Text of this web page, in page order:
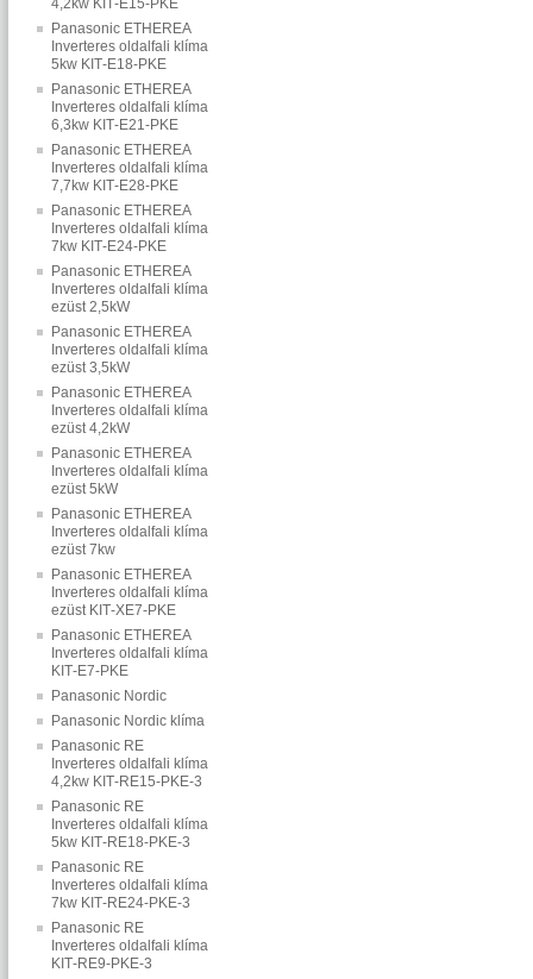
4,2kw KIT‐E15‐PKE
Panasonic ETHEREA
Inverteres oldalfali klíma
5kw KIT‐E18‐PKE
Panasonic ETHEREA
Inverteres oldalfali klíma
6,3kw KIT‐E21‐PKE
Panasonic ETHEREA
Inverteres oldalfali klíma
7,7kw KIT‐E28‐PKE
Panasonic ETHEREA
Inverteres oldalfali klíma
7kw KIT‐E24‐PKE
Panasonic ETHEREA
Inverteres oldalfali klíma
ezüst 2,5kW
Panasonic ETHEREA
Inverteres oldalfali klíma
ezüst 3,5kW
Panasonic ETHEREA
Inverteres oldalfali klíma
ezüst 4,2kW
Panasonic ETHEREA
Inverteres oldalfali klíma
ezüst 5kW
Panasonic ETHEREA
Inverteres oldalfali klíma
ezüst 7kw
Panasonic ETHEREA
Inverteres oldalfali klíma
ezüst KIT‐XE7‐PKE
Panasonic ETHEREA
Inverteres oldalfali klíma
KIT‐E7‐PKE
Panasonic Nordic
Panasonic Nordic klíma
Panasonic RE
Inverteres oldalfali klíma
4,2kw KIT‐RE15‐PKE‐3
Panasonic RE
Inverteres oldalfali klíma
5kw KIT‐RE18‐PKE‐3
Panasonic RE
Inverteres oldalfali klíma
7kw KIT‐RE24‐PKE‐3
Panasonic RE
Inverteres oldalfali klíma
KIT‐RE9‐PKE‐3